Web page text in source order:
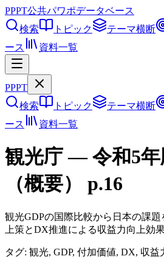
PPPT公共パワポデータベース
検索
トピック テーマ横断
ース
資料一覧
PPPT
検索
トピック テーマ横断
ース
資料一覧
観光庁—令和5
（概要）
p.16
観光GDPの国際比較から日本の課
上策とDX推進による収益力向上効
タグ: 観光, GDP, 付加価値, DX, 収